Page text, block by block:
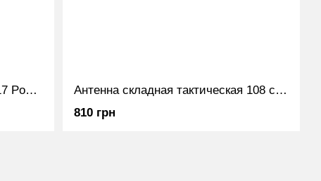
Зарядное устройство NNTN8117 Power-Time для Motorolа серии DP и R
Антенна складная тактическая 108 см для радиостанций MOTOROLA DP4800/DP4400/DP4600/R7
810 грн